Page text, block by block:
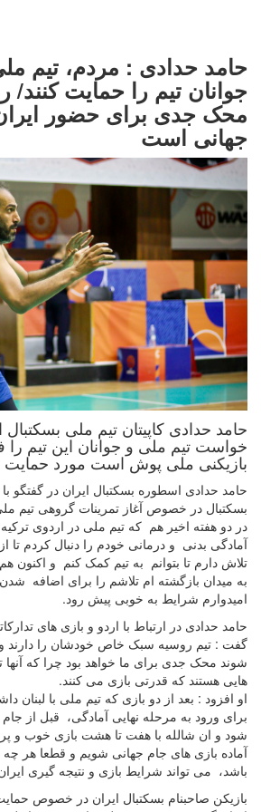
حامد حدادی : مردم، تیم
جوانان تیم را حمایت کنند/
محک جدی برای حضور
جهانی است
حامد حدادی کاپیتان تیم ملی بسکتبال
خواست تیم ملی و جوانان این تیم را
بازیکنی ملی پوش است مورد حمایت
حامد حدادی اسطوره بسکتبال ایران در گفتگو
بسکتبال در خصوص آغاز تمرینات گروهی تیم
در دو هفته اخیر هم که تیم ملی در اردوی
آمادگی بدنی و درمانی خودم را دنبال کردم تا
تلاش دارم تا بتوانم به تیم کمک کنم و اکنون
به میدان بازگشته ام تلاشم را برای اضافه
امیدوارم شرایط به خوبی پیش رود.
حامد حدادی در ارتباط با اردو و بازی های
گفت : تیم روسیه سبک خاص خودشان را دارند و
شوند محک جدی برای ما خواهد بود چرا که آنها
هایی هستند که قدرتی بازی می کنند.
او افزود : بعد از دو بازی که تیم ملی با
برای ورود به مرحله نهایی آمادگی، قبل از
شود و ان شالله با هفت تا هشت بازی خوب و
آماده بازی های جام جهانی شویم و قطعا هر چه
باشد، می تواند شرایط بازی و نتیجه گیری
بازیکن صاحبنام بسکتبال ایران در خصوص